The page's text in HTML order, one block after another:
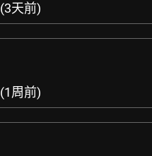
(3天前)
(1周前)